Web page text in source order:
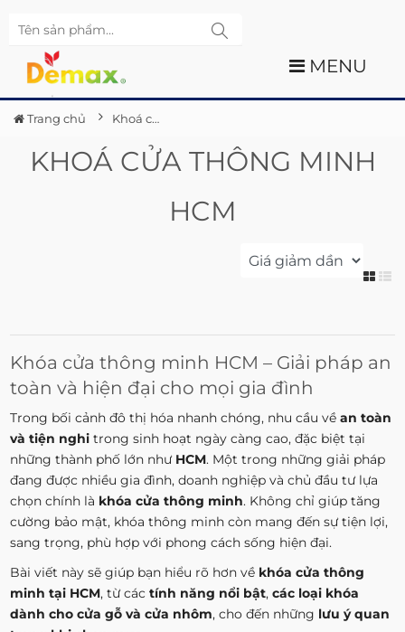
MENU
Trang chủ Khoá cửa thông minh HCM
KHOÁ CỬA THÔNG MINH
HCM
Khóa cửa thông minh HCM – Giải pháp an
toàn và hiện đại cho mọi gia đình
Trong bối cảnh đô thị hóa nhanh chóng, nhu cầu về an toàn
và tiện nghi trong sinh hoạt ngày càng cao, đặc biệt tại
những thành phố lớn như HCM. Một trong những giải pháp
đang được nhiều gia đình, doanh nghiệp và chủ đầu tư lựa
chọn chính là khóa cửa thông minh. Không chỉ giúp tăng
cường bảo mật, khóa thông minh còn mang đến sự tiện lợi,
sang trọng, phù hợp với phong cách sống hiện đại.
Bài viết này sẽ giúp bạn hiểu rõ hơn về khóa cửa thông
minh tại HCM, từ các tính năng nổi bật, các loại khóa
dành cho cửa gỗ và cửa nhôm, cho đến những lưu ý quan